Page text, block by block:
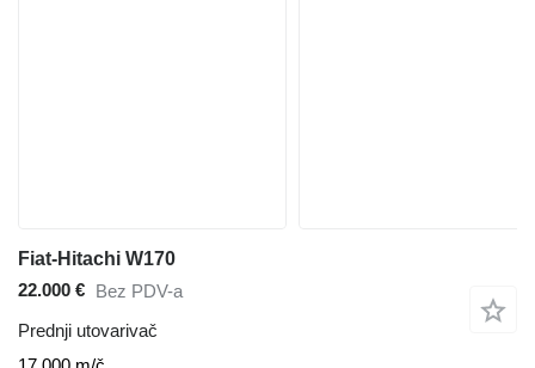
Fiat-Hitachi W170
22.000 € Bez PDV-a
Prednji utovarivač